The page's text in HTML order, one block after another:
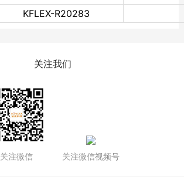
KFLEX-R20283
关注我们
关注微信 关注微信视频号